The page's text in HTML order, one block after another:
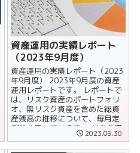
資産運用の実績レポート
（2023年9月度）
資産運用の実績レポート（2023
年9月度） 2023年9月度の資産
運用レポートです。 レポートで
は、リスク資産のポートフォリ
オ、無リスク資産を含めた総資
産残高の推移について、毎月定
例で公表しています。 リスク資
産のポートフォリオ ......2023.09.30